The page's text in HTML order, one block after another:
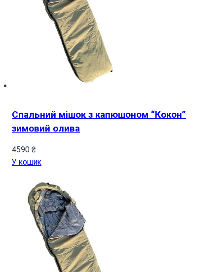
Спальний мішок з капюшоном “Кокон”
зимовий олива
4590 ₴
У кошик